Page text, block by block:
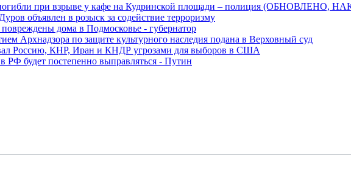
при взрыве у кафе на Кудринской площади – полиция (ОБНОВЛЕНО,
объявлен в розыск за содействие терроризму
дома в Подмосковье - губернатор
Архнадзора по защите культурного наследия подана в Верховный суд
Россию, КНР, Иран и КНДР угрозами для выборов в США
РФ будет постепенно выправляться - Путин